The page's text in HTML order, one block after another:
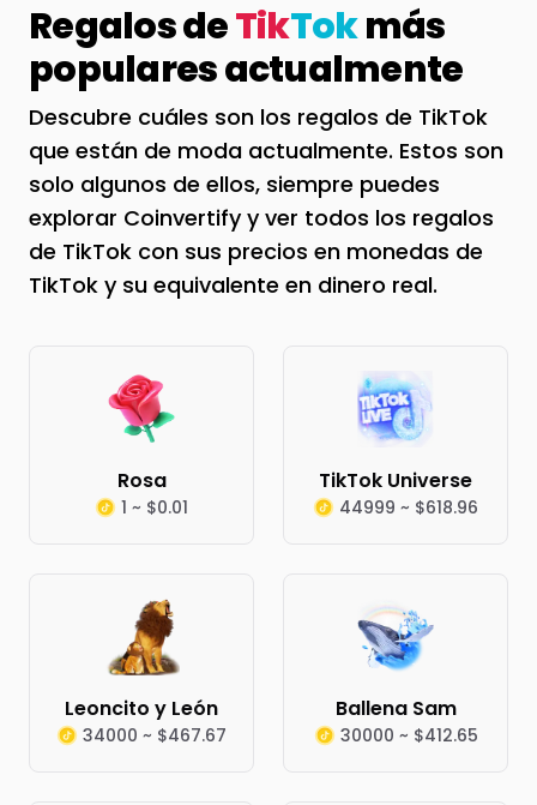
Regalos deTikTokmás
populares actualmente
Descubre cuáles son los regalos de TikTok
que están de moda actualmente. Estos son
solo algunos de ellos, siempre puedes
explorar Coinvertify y ver todos los regalos
de TikTok con sus precios en monedas de
TikTok y su equivalente en dinero real.
Rosa
1 ~ $0.01
TikTok Universe
44999 ~ $618.96
Leoncito y León
34000 ~ $467.67
Ballena Sam
30000 ~ $412.65